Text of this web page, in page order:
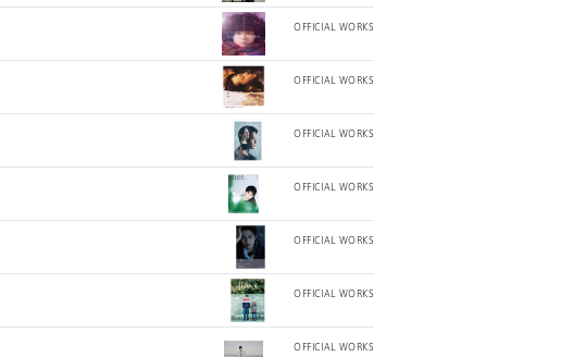
OFFICIAL WORKS
OFFICIAL WORKS
OFFICIAL WORKS
OFFICIAL WORKS
OFFICIAL WORKS
OFFICIAL WORKS
OFFICIAL WORKS